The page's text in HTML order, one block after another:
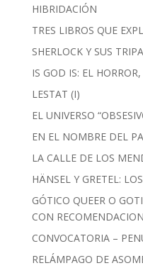
HIBRIDACIÓN
TRES LIBROS QUE
SHERLOCK Y SUS
IS GOD IS: EL
LESTAT (I)
EL UNIVERSO
EN EL NOMBRE DEL
LA CALLE DE LOS
HÄNSEL Y GRETEL:
GÓTICO QUEER O
CON
CONVOCATORIA –
RELÁMPAGO DE